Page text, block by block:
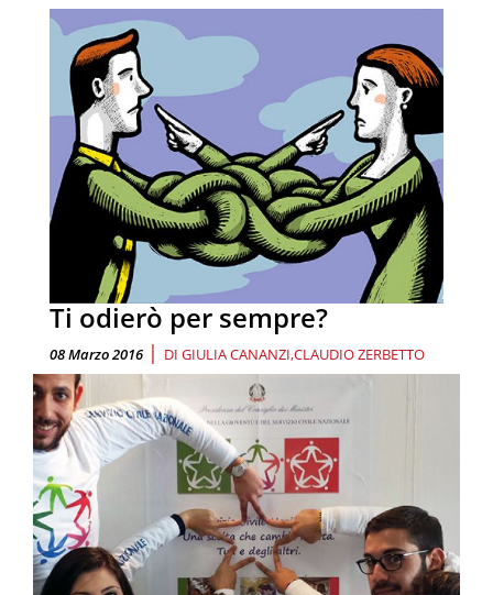
Ti odierò per sempre?
08 Marzo 2016 | DI GIULIA CANANZI CLAUDIO ZERBETTO